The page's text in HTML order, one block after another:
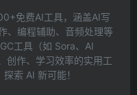
免费AI工具，涵盖AI写
、编程辅助、音频处理等
工具（如 Sora、AI
创作、学习效率的实用工
索 AI 新可能！